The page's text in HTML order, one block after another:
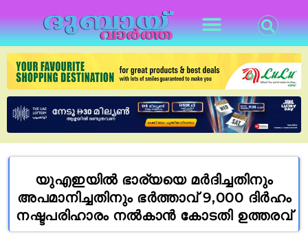
യുഎഇയിൽ ഭാര്യയെ മർദിച്ചതിനും
അപമാനിച്ചതിനും ഭർത്താവ് 9,000 ദിർഹം
നഷ്ടപരിഹാരം നൽകാൻ കോടതി ഉത്തരവ്